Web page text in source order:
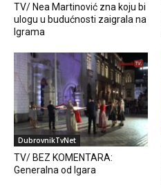
TV/ Nea Martinović zna koju bi
ulogu u budućnosti zaigrala na
Igrama
DubrovnikTvNet
TV/ BEZ KOMENTARA:
Generalna od Igara